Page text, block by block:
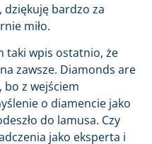
dziękuję bardzo za
miło.
taki wpis ostatnio, że
zawsze. Diamonds are
bo z wejściem
o diamencie jako
do lamusa. Czy
jako eksperta i